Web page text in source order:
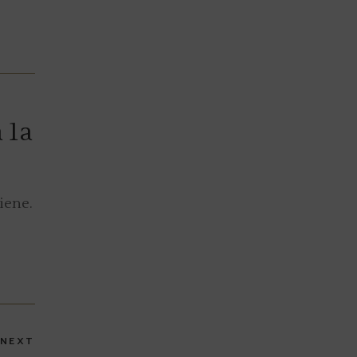
NEXT